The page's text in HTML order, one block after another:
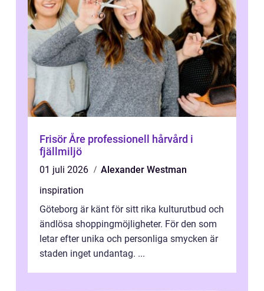
Frisör Åre professionell hårvård i
fjällmiljö
01 juli 2026
Alexander Westman
inspiration
Göteborg är känt för sitt rika kulturutbud och
ändlösa shoppingmöjligheter. För den som
letar efter unika och personliga smycken är
staden inget undantag. ...